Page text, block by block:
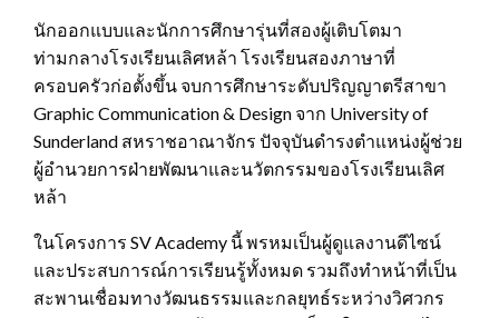
นักออกแบบและนักการศึกษารุ่นที่สองผู้เติบโตมา
ท่ามกลางโรงเรียนเลิศหล้า โรงเรียนสองภาษาที่
ครอบครัวก่อตั้งขึ้น จบการศึกษาระดับปริญญาตรีสาขา
Graphic Communication & Design จาก University of
Sunderland สหราชอาณาจักร ปัจจุบันดำรงตำแหน่งผู้ช่วย
ผู้อำนวยการฝ่ายพัฒนาและนวัตกรรมของโรงเรียนเลิศ
หล้า
ในโครงการ SV Academy นี้ พรหมเป็นผู้ดูแลงานดีไซน์
และประสบการณ์การเรียนรู้ทั้งหมด รวมถึงทำหน้าที่เป็น
สะพานเชื่อมทางวัฒนธรรมและกลยุทธ์ระหว่างวิศวกร